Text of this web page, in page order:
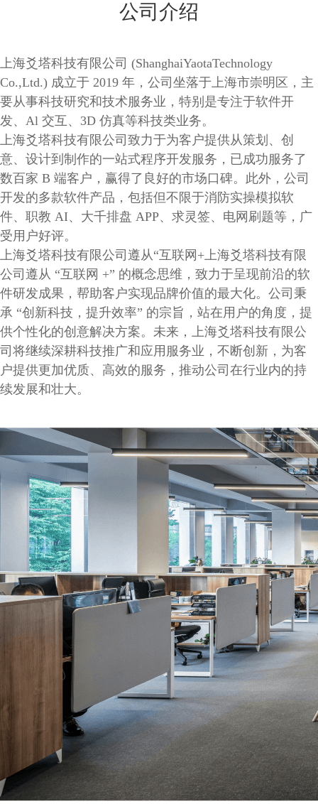
公司介绍
上海爻塔科技有限公司 (ShanghaiYaotaTechnology
Co.,Ltd.) 成立于 2019 年，公司坐落于上海市崇明区，主
要从事科技研究和技术服务业，特别是专注于软件开
发、Al 交互、3D 仿真等科技类业务。
上海爻塔科技有限公司致力于为客户提供从策划、创
意、设计到制作的一站式程序开发服务，已成功服务了
数百家 B 端客户，赢得了良好的市场口碑。此外，公司
开发的多款软件产品，包括但不限于消防实操模拟软
件、职教 AI、大千排盘 APP、求灵签、电网刷题等，广
受用户好评。
上海爻塔科技有限公司遵从“互联网+上海爻塔科技有限
公司遵从 “互联网 +” 的概念思维，致力于呈现前沿的软
件研发成果，帮助客户实现品牌价值的最大化。公司秉
承 “创新科技，提升效率” 的宗旨，站在用户的角度，提
供个性化的创意解决方案。未来，上海爻塔科技有限公
司将继续深耕科技推广和应用服务业，不断创新，为客
户提供更加优质、高效的服务，推动公司在行业内的持
续发展和壮大。